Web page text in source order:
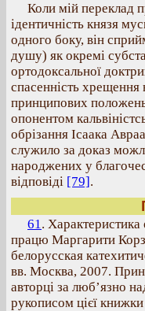
Коли мій переклад
ідентичність князя
одного боку, він
душу) як окремі
ортодоксальної
спасенність хрещення
принципових положень
опонентом
обрізання Ісаака
служило за доказ
народжених у
відповіді [79].
61. Характеристика
працю Маргарити
белорусская
вв. Москва, 2007.
авторці за люб’язно
рукописом цієї книжки